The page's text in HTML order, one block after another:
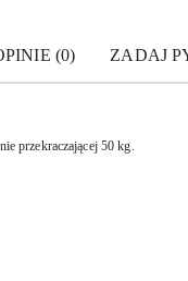
(0) ZADAJ
przekraczającej 50 kg.